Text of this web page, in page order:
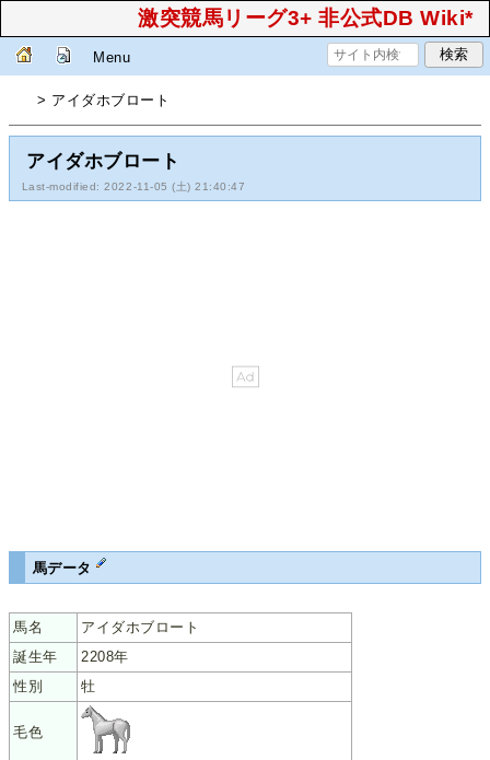
激突競馬リーグ3+ 非公式DB Wiki*
Menu
> アイダホブロート
アイダホブロート
Last-modified: 2022-11-05 (土) 21:40:47
馬データ
馬名
アイダホブロート
誕生年
2208年
性別
牡
毛色